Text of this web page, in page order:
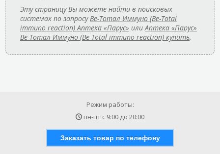
Эту страницу Вы можете найти в поисковых
системах по запросуВе-Тотал Иммуно (Be-Total
immuno reaction) Аптека «Парус» илиАптека «Парус»
Ве-Тотал Иммуно (Be-Total immuno reaction) купить.
Режим работы:
пн-пт с 9:00 до 20:00
Заказать товар по телефону